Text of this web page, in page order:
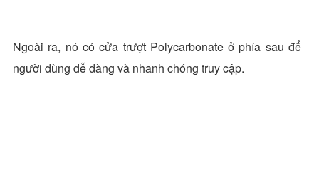
Ngoài ra, nó có cửa trượt Polycarbonate ở phía sau để
người dùng dễ dàng và nhanh chóng truy cập.